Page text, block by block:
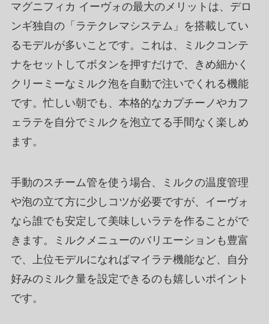
マグニフィカ イーヴォの最大のメリットは、デロ
ンギ独自の「ラテクレマシステム」を搭載してい
るモデルが多いことです。これは、ミルクコンテ
ナをセットしてボタンを押すだけで、きめ細かく
クリーミーなミルク泡を自動で注いでくれる機能
です。忙しい朝でも、本格的なカプチーノやカフ
ェラテを自分でミルクを泡立てる手間なく楽しめ
ます。
手動のスチーム管を使う場合、ミルクの温度管理
や泡の立て方に少しコツが必要ですが、イーヴォ
なら誰でも安定して美味しいラテを作ることがで
きます。ミルクメニューのバリエーションも豊富
で、上位モデルになればマイラテ機能など、自分
好みのミルク量を設定できるのも嬉しいポイント
です。